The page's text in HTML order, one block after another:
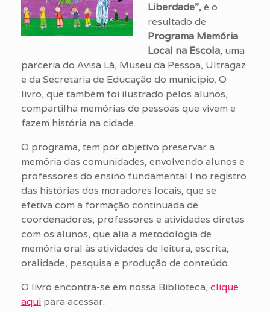
Liberdade”,é o
resultado de
Programa Memória
Local na Escola, uma
parceria do Avisa Lá, Museu da Pessoa, Ultragaz
e da Secretaria de Educação do município. O
livro, que também foi ilustrado pelos alunos,
compartilha memórias de pessoas que vivem e
fazem história na cidade.
O programa, tem por objetivo preservar a
memória das comunidades, envolvendo alunos e
professores do ensino fundamental I no registro
das histórias dos moradores locais, que se
efetiva com a formação continuada de
coordenadores, professores e atividades diretas
com os alunos, que alia a metodologia de
memória oral às atividades de leitura, escrita,
oralidade, pesquisa e produção de conteúdo.
O livro encontra-se em nossa Biblioteca, clique
aqui para acessar.